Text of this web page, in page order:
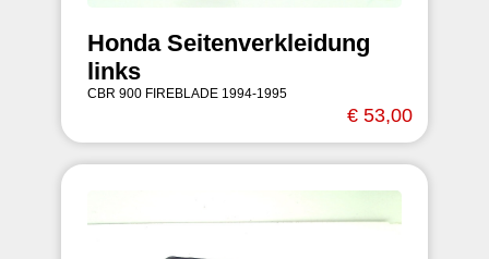
Honda Seitenverkleidung
links
CBR 900 FIREBLADE 1994-1995
€ 53,00